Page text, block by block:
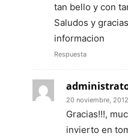
tan bello y con
Saludos y
informacion
Respuesta
20 noviembre,
Gracias!!!,
invierto en